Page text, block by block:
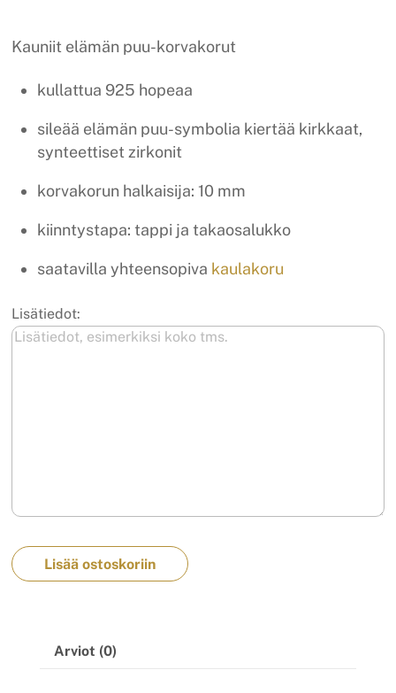
Kauniit elämän puu-korvakorut
kullattua 925 hopeaa
sileää elämän puu-symbolia kiertää kirkkaat,
synteettiset zirkonit
korvakorun halkaisija: 10 mm
kiinntystapa: tappi ja takaosalukko
saatavilla yhteensopiva kaulakoru
Lisätiedot:
Lisää ostoskoriin
Arviot (0)